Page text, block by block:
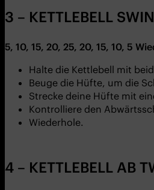
3 – KETTLEBELL
5, 10, 15, 20, 25, 20, 15, 10, 5
Halte die Kettlebell mit
Beuge die Hüfte, um die
Strecke deine Hüfte mit
Kontrolliere den
Wiederhole.
4 – KETTLEBELL AB